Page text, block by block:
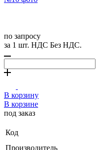
по запросу
за 1 шт. НДС Без НДС.
В корзину
В корзине
под заказ
Код
Производитель